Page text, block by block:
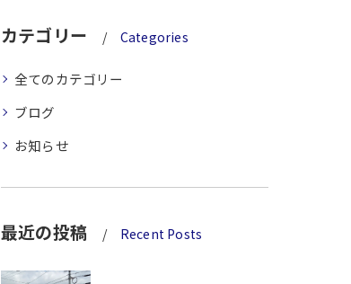
カテゴリー Categories
全てのカテゴリー
ブログ
お知らせ
最近の投稿 Recent Posts